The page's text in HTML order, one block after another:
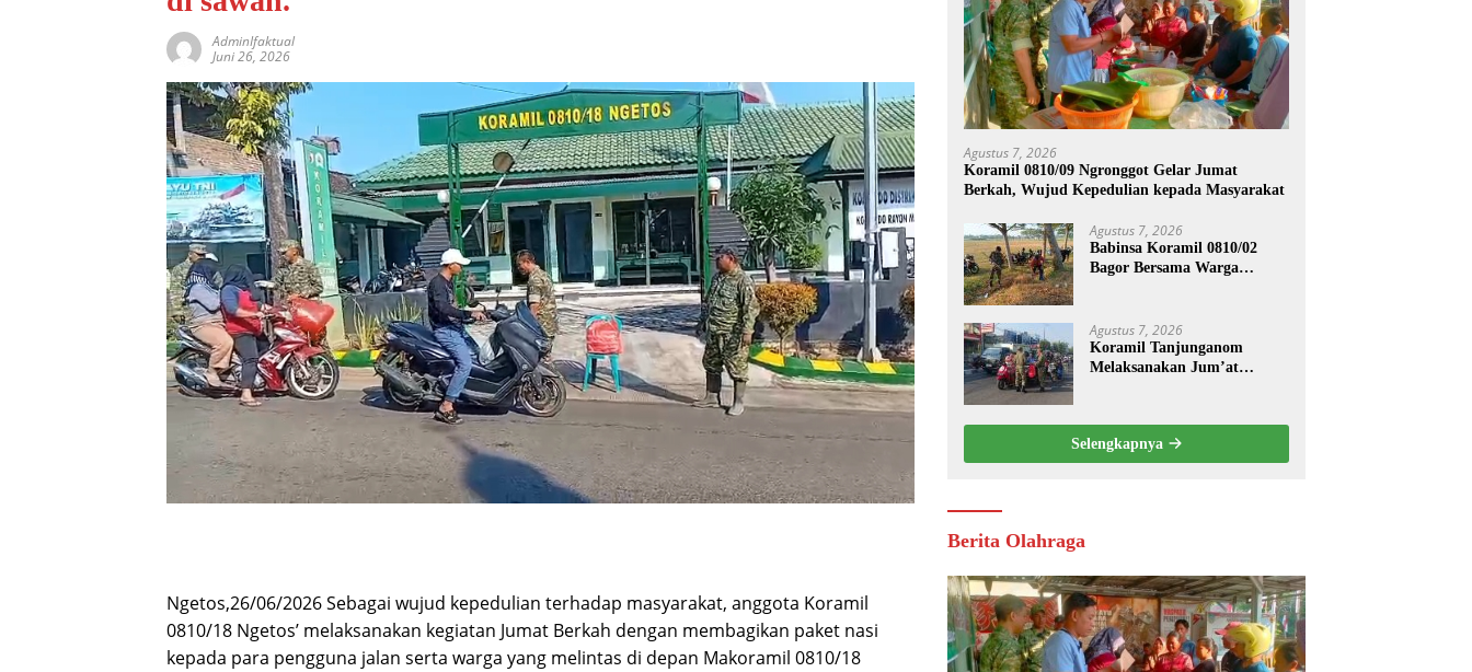
AdminIfaktual
Juni 26, 2026
Ngetos,26/06/2026 Sebagai wujud kepedulian terhadap masyarakat, anggota Koramil
0810/18 Ngetos’ melaksanakan kegiatan Jumat Berkah dengan membagikan paket nasi
kepada para pengguna jalan serta warga yang melintas di depan Makoramil 0810/18
Agustus 7, 2026
Koramil 0810/09 Ngronggot Gelar Jumat
Berkah, Wujud Kepedulian kepada Masyarakat
Agustus 7, 2026
Babinsa Koramil 0810/02
Bagor Bersama Warga
Agustus 7, 2026
Koramil Tanjunganom
Melaksanakan Jum’at
Selengkapnya
Berita Olahraga